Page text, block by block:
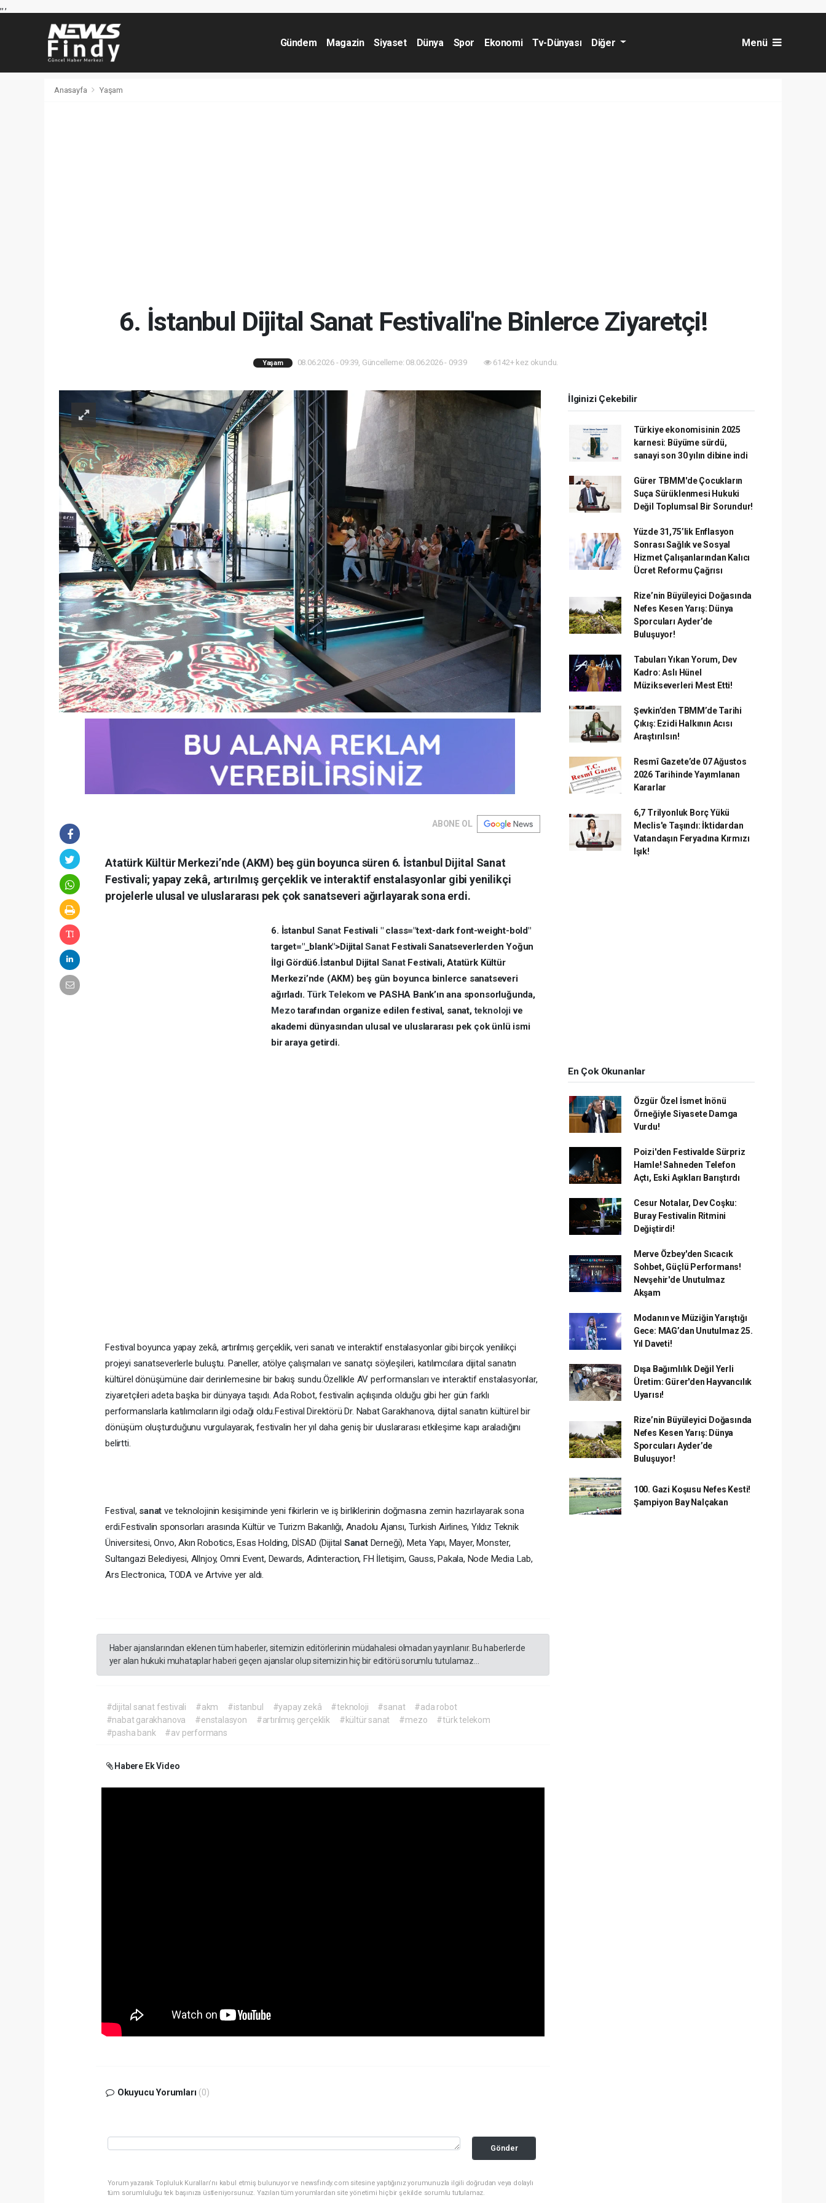
,,,
Gündem Magazin Siyaset Dünya Spor Ekonomi Tv-Dünyası Diğer Menü
Anasayfa Yaşam
6. İstanbul Dijital Sanat Festivali'ne Binlerce Ziyaretçi!
Yaşam 08.06.2026 - 09:39, Güncelleme: 08.06.2026 - 09:39 6142+ kez okundu.
ABONE OL
Atatürk Kültür Merkezi’nde (AKM) beş gün boyunca süren 6. İstanbul Dijital Sanat
Festivali; yapay zekâ, artırılmış gerçeklik ve interaktif enstalasyonlar gibi yenilikçi
projelerle ulusal ve uluslararası pek çok sanatseveri ağırlayarak sona erdi.
6. İstanbul Sanat Festivali " class="text-dark font-weight-bold"
target="_blank">DijitalSanat Festivali Sanatseverlerden Yoğun
İlgi Gördü6.İstanbul Dijital Sanat Festivali, Atatürk Kültür
Merkezi’nde (AKM) beş gün boyunca binlerce sanatseveri
ağırladı. Türk Telekomve PASHA Bank’ın ana sponsorluğunda,
Mezotarafından organize edilen festival, sanat,teknolojive
akademi dünyasından ulusal ve uluslararası pek çok ünlü ismi
bir araya getirdi.
Festival boyunca yapay zekâ, artırılmış gerçeklik, veri sanatı ve interaktif enstalasyonlar gibi birçok yenilikçi
projeyi sanatseverlerle buluştu. Paneller, atölye çalışmaları ve sanatçı söyleşileri, katılımcılara dijital sanatın
kültürel dönüşümüne dair derinlemesine bir bakış sundu.Özellikle AV performansları ve interaktif enstalasyonlar,
ziyaretçileri adeta başka bir dünyaya taşıdı. Ada Robot, festivalin açılışında olduğu gibi her gün farklı
performanslarla katılımcıların ilgi odağı oldu.Festival Direktörü Dr. Nabat Garakhanova, dijital sanatın kültürel bir
dönüşüm oluşturduğunu vurgulayarak, festivalin her yıl daha geniş bir uluslararası etkileşime kapı araladığını
belirtti.
Festival, sanatve teknolojinin kesişiminde yeni fikirlerin ve iş birliklerinin doğmasına zemin hazırlayarak sona
erdi.Festivalin sponsorları arasında Kültür ve Turizm Bakanlığı, Anadolu Ajansı, Turkish Airlines, Yıldız Teknik
Üniversitesi, Onvo, Akın Robotics, Esas Holding, DİSAD (Dijital Sanat Derneği), Meta Yapı, Mayer, Monster,
Sultangazi Belediyesi, Allnjoy, Omni Event, Dewards, Adinteraction, FH İletişim, Gauss, Pakala, Node Media Lab,
Ars Electronica, TODA ve Artvive yer aldı.
Haber ajanslarından eklenen tüm haberler, sitemizin editörlerinin müdahalesi olmadan yayınlanır. Bu haberlerde
yer alan hukuki muhataplar haberi geçen ajanslar olup sitemizin hiç bir editörü sorumlu tutulamaz...
#dijital sanat festivali #akm #istanbul #yapay zekâ #teknoloji #sanat
#ada robot
#nabat garakhanova
#enstalasyon #artırılmış gerçeklik #kültür sanat #mezo
#türk telekom
#pasha bank
#av performans
Habere Ek Video
Okuyucu Yorumları (0)
Gönder
Yorum yazarak Topluluk Kuralları’nı kabul etmiş bulunuyor ve newsfindy.com sitesine yaptığınız yorumunuzla ilgili doğrudan veya dolaylı
tüm sorumluluğu tek başınıza üstleniyorsunuz. Yazılan tüm yorumlardan site yönetimi hiçbir şekilde sorumlu tutulamaz.
İlginizi Çekebilir
Türkiye ekonomisinin 2025
karnesi: Büyüme sürdü,
sanayi son 30 yılın dibine indi
Gürer TBMM'de Çocukların
Suça Sürüklenmesi Hukuki
Değil Toplumsal Bir Sorundur!
Yüzde 31,75’lik Enflasyon
Sonrası Sağlık ve Sosyal
Hizmet Çalışanlarından Kalıcı
Ücret Reformu Çağrısı
Rize’nin Büyüleyici Doğasında
Nefes Kesen Yarış: Dünya
Sporcuları Ayder’de
Buluşuyor!
Tabuları Yıkan Yorum, Dev
Kadro: Aslı Hünel
Müzikseverleri Mest Etti!
Şevkin’den TBMM’de Tarihi
Çıkış: Ezidi Halkının Acısı
Araştırılsın!
Resmî Gazete’de 07 Ağustos
2026 Tarihinde Yayımlanan
Kararlar
6,7 Trilyonluk Borç Yükü
Meclis'e Taşındı: İktidardan
Vatandaşın Feryadına Kırmızı
Işık!
En Çok Okunanlar
Özgür Özel İsmet İnönü
Örneğiyle Siyasete Damga
Vurdu!
Poizi'den Festivalde Sürpriz
Hamle! Sahneden Telefon
Açtı, Eski Aşıkları Barıştırdı
Cesur Notalar, Dev Coşku:
Buray Festivalin Ritmini
Değiştirdi!
Merve Özbey'den Sıcacık
Sohbet, Güçlü Performans!
Nevşehir'de Unutulmaz
Akşam
Modanın ve Müziğin Yarıştığı
Gece: MAG’dan Unutulmaz 25.
Yıl Daveti!
Dışa Bağımlılık Değil Yerli
Üretim: Gürer'den Hayvancılık
Uyarısı!
Rize’nin Büyüleyici Doğasında
Nefes Kesen Yarış: Dünya
Sporcuları Ayder’de
Buluşuyor!
100. Gazi Koşusu Nefes Kesti!
Şampiyon Bay Nalçakan